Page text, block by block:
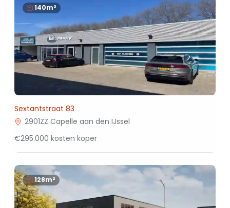
140m²
Sextantstraat 83
2901ZZ Capelle aan den IJssel
€295.000 kosten koper
128m²